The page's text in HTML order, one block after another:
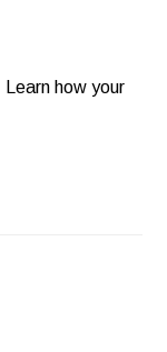
Learn how your